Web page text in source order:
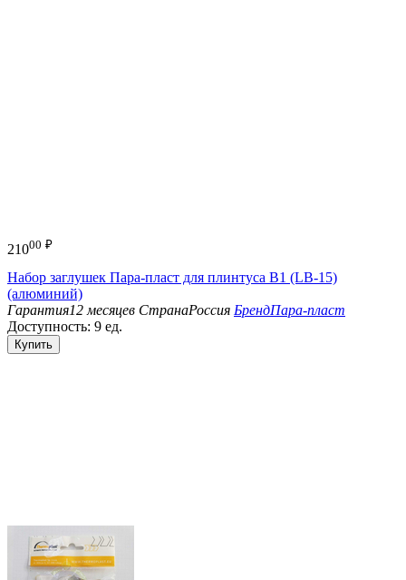
21000 ₽
Набор заглушек Пара-пласт для плинтуса B1 (LB-15)
(алюминий)
Гарантия12 месяцев СтранаРоссия БрендПара-пласт
Доступность: 9 ед.
Купить